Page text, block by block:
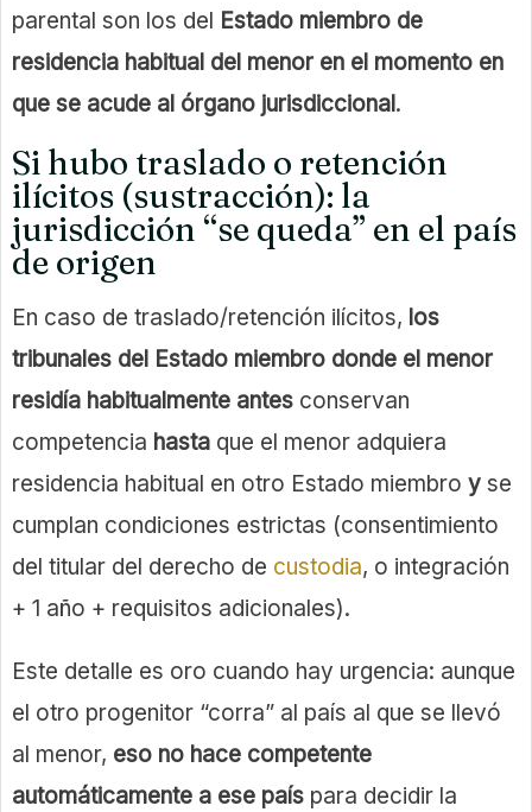
parental son los del Estado miembro de
residencia habitual del menor en el momento en
que se acude al órgano jurisdiccional.
Si hubo traslado o retención
ilícitos (sustracción): la
jurisdicción “se queda” en el país
de origen
En caso de traslado/retención ilícitos, los
tribunales del Estado miembro donde el menor
residía habitualmente antes conservan
competencia hasta que el menor adquiera
residencia habitual en otro Estado miembro y se
cumplan condiciones estrictas (consentimiento
del titular del derecho de custodia, o integración
+ 1 año + requisitos adicionales).
Este detalle es oro cuando hay urgencia: aunque
el otro progenitor “corra” al país al que se llevó
al menor, eso no hace competente
automáticamente a ese país para decidir la